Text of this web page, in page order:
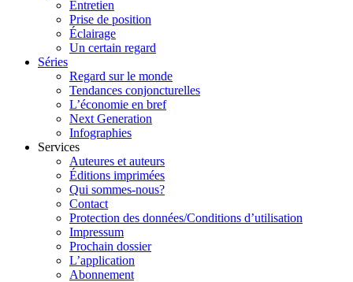
Entretien
Prise de position
Éclairage
Un certain regard
Séries
Regard sur le monde
Tendances conjoncturelles
L’économie en bref
Next Generation
Infographies
Services
Auteures et auteurs
Éditions imprimées
Qui sommes-nous?
Contact
Protection des données/Conditions d’utilisation
Impressum
Prochain dossier
L’application
Abonnement